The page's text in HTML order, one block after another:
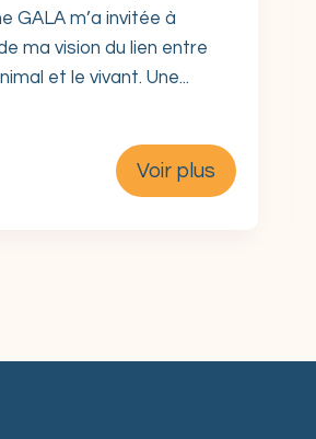
GALA m’a invitée à
ma vision du lien entre
et le vivant. Une...
Voir plus